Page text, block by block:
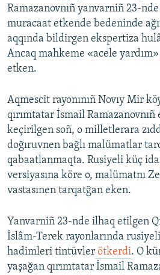
Ramazanovnıñ yanvarniñ 23-
muracaat etkende bedeninde
aqqında bildirgen ekspertiza
Ancaq mahkeme «acele yardım»
etken.
Aqmescit rayonınıñ Novıy Mir
qırımtatar İsmail
keçirilgen soñ, o milletlerara
doğıruvnen bağlı malümatlar
qabaatlanmaqta. Rusiyeli küç
versiyasına köre o, malümatnı
vastasınen tarqatğan eken.
Yanvarniñ 23-nde ilhaq etilgen
İslâm-Terek rayonlarında
hadimleri tintüvler ötkerdi. O
yaşağan qırımtatar İsmail